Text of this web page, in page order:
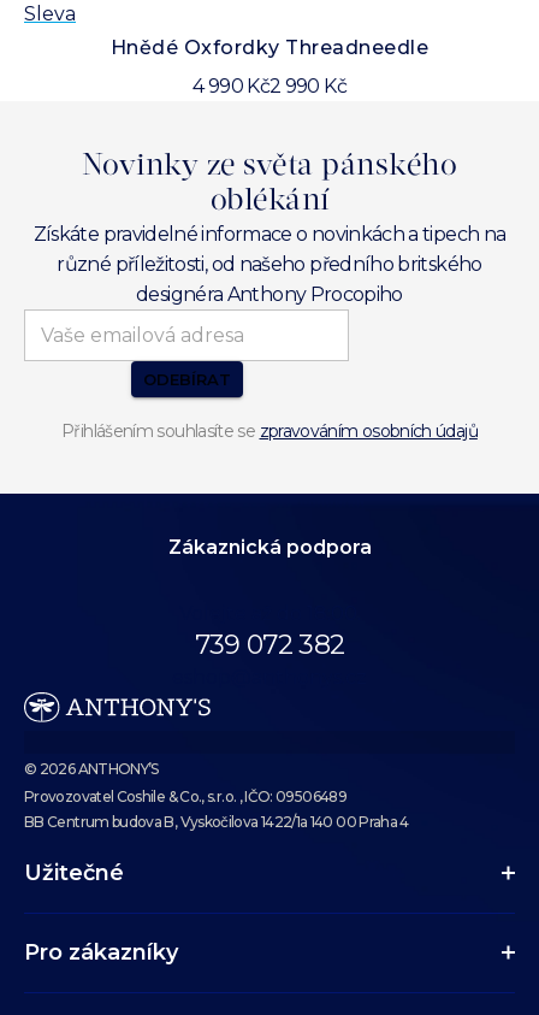
Sleva
Hnědé Oxfordky Threadneedle
4 990 Kč2 990 Kč
Novinky ze světa pánského
oblékání
Získáte pravidelné informace o novinkách a tipech na
různé příležitosti, od našeho předního britského
designéra Anthony Procopiho
ODEBÍRAT
Přihlášením souhlasíte se zpravováním osobních údajů
Zákaznická podpora
739 072 382
© 2026 ANTHONY’S
Provozovatel Coshile & Co., s.r.o. , IČO: 09506489
BB Centrum budova B, Vyskočilova 1422/1a 140 00 Praha 4
Užitečné
Pro zákazníky